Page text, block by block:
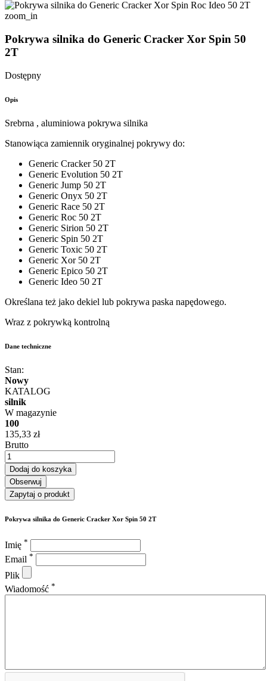
zoom_in
Pokrywa silnika do Generic Cracker Xor Spin 50
2T
Dostępny
Opis
Srebrna , aluminiowa pokrywa silnika
Stanowiąca zamiennik oryginalnej pokrywy do:
Generic Cracker 50 2T
Generic Evolution 50 2T
Generic Jump 50 2T
Generic Onyx 50 2T
Generic Race 50 2T
Generic Roc 50 2T
Generic Sirion 50 2T
Generic Spin 50 2T
Generic Toxic 50 2T
Generic Xor 50 2T
Generic Epico 50 2T
Generic Ideo 50 2T
Określana też jako dekiel lub pokrywa paska napędowego.
Wraz z pokrywką kontrolną
Dane techniczne
Stan:
Nowy
KATALOG
silnik
W magazynie
100
135,33 zł
Brutto
Dodaj do koszyka
Obserwuj
Zapytaj o produkt
Pokrywa silnika do Generic Cracker Xor Spin 50 2T
Imię *
Email *
Plik
Wiadomość *